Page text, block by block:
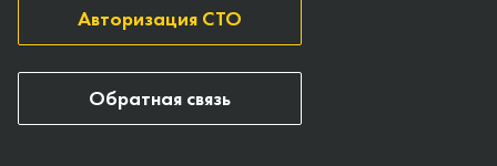
Авторизация СТО
Обратная связь